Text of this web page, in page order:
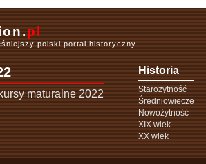
pl
polski portal historyczny
maturalne 2022
Historia
Starożytność
Średniowiecze
Nowożytność
XIX wiek
XX wiek